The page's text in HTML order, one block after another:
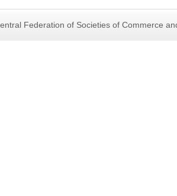
Federation of Societies of Commerce